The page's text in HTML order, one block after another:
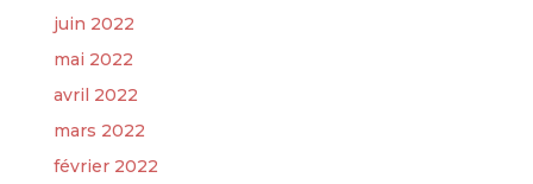
juin 2022
mai 2022
avril 2022
mars 2022
février 2022